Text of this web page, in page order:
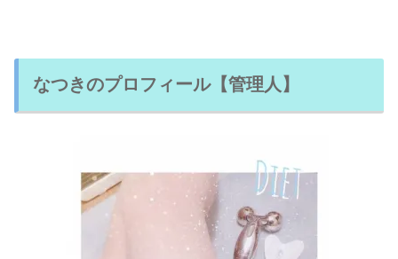
なつきのプロフィール【管理人】